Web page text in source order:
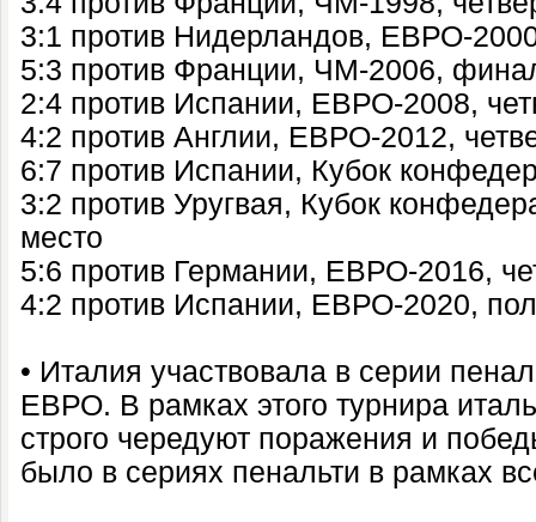
3:1 против Нидерландов, ЕВРО-
5:3 против Франции, ЧМ-2006,
2:4 против Испании, ЕВРО-2008,
4:2 против Англии, ЕВРО-2012,
6:7 против Испании, Кубок
3:2 против Уругвая, Кубок
место
5:6 против Германии, ЕВРО-2016,
4:2 против Испании, ЕВРО-2020,
• Италия участвовала в серии
ЕВРО. В рамках этого турнира
строго чередуют поражения и
было в сериях пенальти в рамках